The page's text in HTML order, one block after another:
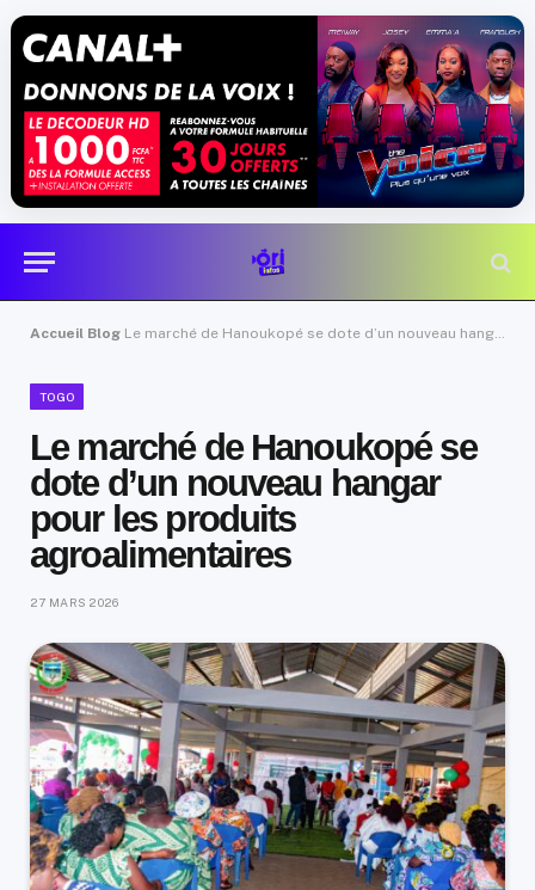
Accueil Blog Le marché de Hanoukopé se dote d’un nouveau hangar pour les produits agroalimentaires
TOGO
Le marché de Hanoukopé se
dote d’un nouveau hangar
pour les produits
agroalimentaires
27 MARS 2026